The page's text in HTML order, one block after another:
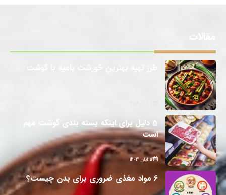
5 دلیل برای اینکه بسته بندی گوشت مهم
است
12 آبان 1403
6 مواد مغذی ضروری برای بدن چیست؟